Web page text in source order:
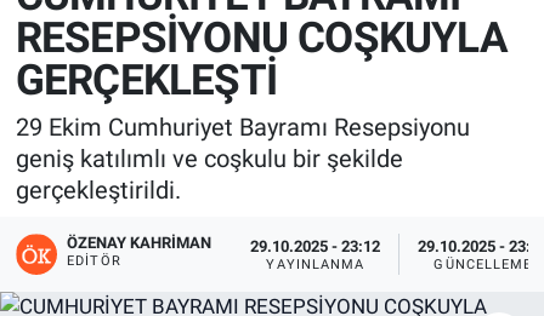
RESEPSİYONU COŞKUYLA
GERÇEKLEŞTİ
29 Ekim Cumhuriyet Bayramı Resepsiyonu
geniş katılımlı ve coşkulu bir şekilde
gerçekleştirildi.
ÖZENAY KAHRIMAN
EDITÖR
29.10.2025 - 23:12
YAYINLANMA
29.10.2025 -
GÜNCELLEME